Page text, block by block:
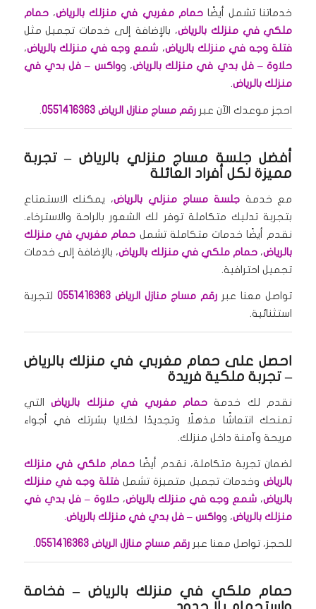
خدماتنا تشمل أيضًاحمام مغربي في منزلك بالرياض،حمام
ملكي في منزلك بالرياض، بالإضافة إلى خدمات تجميل مثل
فتلة وجه في منزلك بالرياض، شمع وجه في منزلك بالرياض،
حلاوة – فل بدي في منزلك بالرياض، وواكس – فل بدي في
منزلك بالرياض.
احجز موعدك الآن عبر رقم مساج منازل الرياض 0551416363 .
أفضل جلسة مساج منزلي بالرياض – تجربة
مميزة لكل أفراد العائلة
مع خدمةجلسة مساج منزلي بالرياض، يمكنك الاستمتاع
بتجربة تدليك متكاملة توفر لك الشعور بالراحة والاسترخاء.
نقدم أيضًا خدمات متكاملة تشمل حمام مغربي في منزلك
بالرياض، حمام ملكي في منزلك بالرياض، بالإضافة إلى خدمات
تجميل احترافية.
تواصل معنا عبر رقم مساج منازل الرياض 0551416363
لتجربة
استثنائية.
احصل على حمام مغربي في منزلك بالرياض
– تجربة ملكية فريدة
نقدم لك خدمة حمام مغربي في منزلك بالرياضالتي
تمنحك انتعاشًا مذهلًا وتجديدًا لخلايا بشرتك في أجواء
مريحة وآمنة داخل منزلك.
لضمان تجربة متكاملة، نقدم أيضًا حمام ملكي في منزلك
بالرياضوخدمات تجميل متميزة تشملفتلة وجه في منزلك
بالرياض، شمع وجه في منزلك بالرياض،حلاوة – فل بدي في
منزلك بالرياض، وواكس – فل بدي في منزلك بالرياض.
للحجز، تواصل معنا عبر رقم مساج منازل الرياض 0551416363 .
حمام ملكي في منزلك بالرياض – فخامة